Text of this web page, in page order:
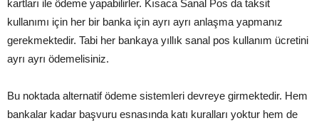
kartları ile ödeme yapabilirler. Kısaca Sanal Pos da taksit
kullanımı için her bir banka için ayrı ayrı anlaşma yapmanız
gerekmektedir. Tabi her bankaya yıllık sanal pos kullanım ücretini
ayrı ayrı ödemelisiniz.
Bu noktada alternatif ödeme sistemleri devreye girmektedir. Hem
bankalar kadar başvuru esnasında katı kuralları yoktur hem de